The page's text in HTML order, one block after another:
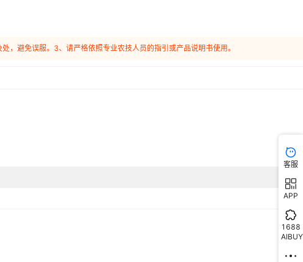
避免误服。3、请严格依照专业农技人员的指引或产品说明书使用。
客服
APP
1688
AIBUY